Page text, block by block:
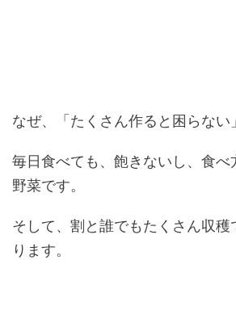
なぜ、「たくさん作ると困らない
毎日食べても、飽きないし、食べ
野菜です。
そして、割と誰でもたくさん収穫
ります。